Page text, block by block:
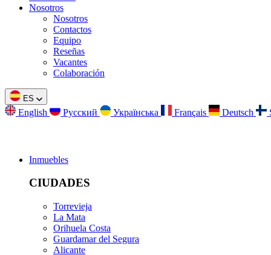
Nosotros
Nosotros
Contactos
Equipo
Reseñas
Vacantes
Colaboración
ES
English Русский Українська Français Deutsch
Inmuebles
CIUDADES
Torrevieja
La Mata
Orihuela Costa
Guardamar del Segura
Alicante